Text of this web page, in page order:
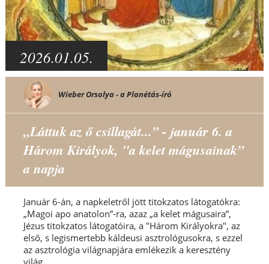
2026.01.05.
Wieber Orsolya - a Planétás-író
„Láttuk az ő csillagát...” - január 6. a
Három Királyok, "a kelet mágusainak”
a napja
Január 6-án, a napkeletről jött titokzatos látogatókra:
„Magoi apo anatolon”-ra, azaz „a kelet mágusaira”,
Jézus titokzatos látogatóira, a "Három Királyokra", az
első, s legismertebb káldeusi asztrológusokra, s ezzel
az asztrológia világnapjára emlékezik a keresztény